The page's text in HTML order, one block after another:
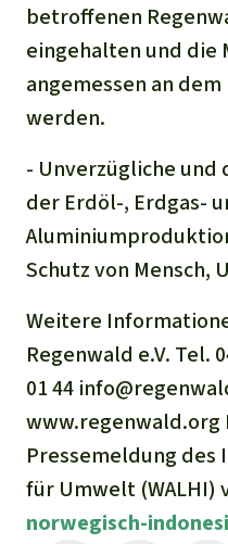
betroffenen
eingehalten und die
angemessen an
werden.
- Unverzügliche und
der Erdöl-, Erdgas-
Schutz von Mensch,
Weitere
Regenwald e.V. Tel.
01 44
www.regenwald.org
Pressemeldung des
für Umwelt (WALHI)
norwegisch-